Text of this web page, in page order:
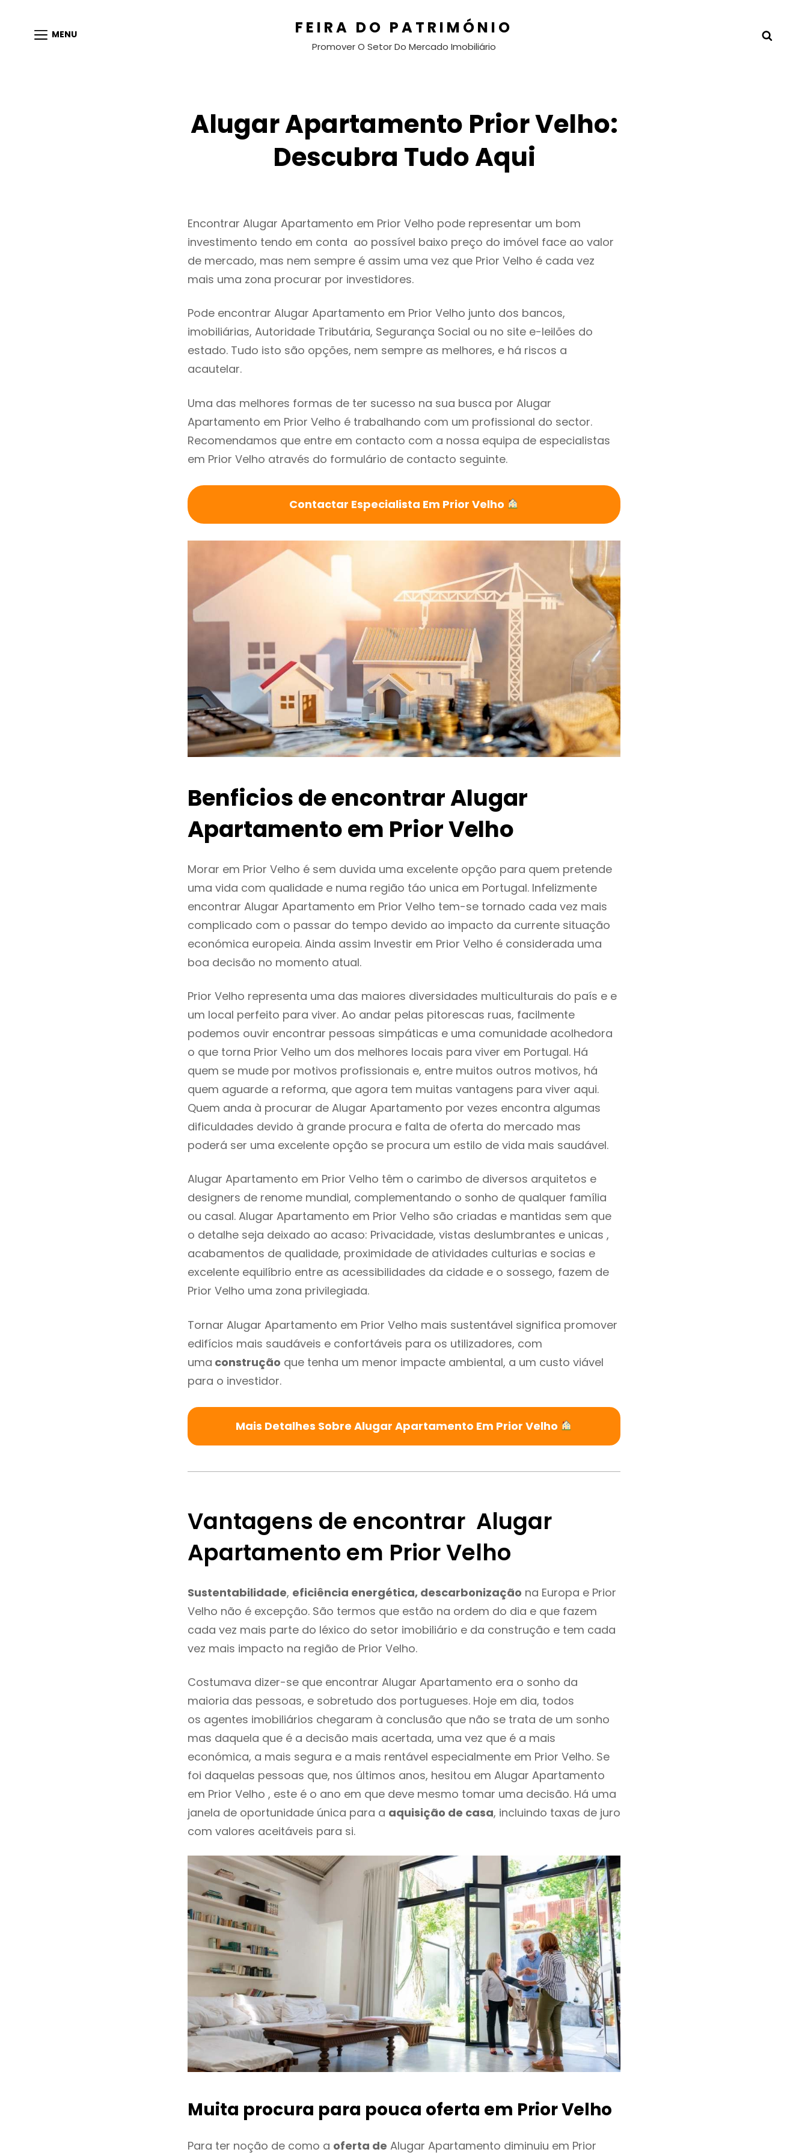
MENU FEIRA DO PATRIMÓNIO
Promover O Setor Do Mercado Imobiliário
Alugar Apartamento Prior Velho:
Descubra Tudo Aqui
Encontrar Alugar Apartamento em Prior Velho pode representar um bom
investimento tendo em conta ao possível baixo preço do imóvel face ao valor
de mercado, mas nem sempre é assim uma vez que Prior Velho é cada vez
mais uma zona procurar por investidores.
Pode encontrar Alugar Apartamento em Prior Velho junto dos bancos,
imobiliárias, Autoridade Tributária, Segurança Social ou no site e-leilões do
estado. Tudo isto são opções, nem sempre as melhores, e há riscos a
acautelar.
Uma das melhores formas de ter sucesso na sua busca por Alugar
Apartamento em Prior Velho é trabalhando com um profissional do sector.
Recomendamos que entre em contacto com a nossa equipa de especialistas
em Prior Velho através do formulário de contacto seguinte.
Contactar Especialista Em Prior Velho
Benficios de encontrar Alugar
Apartamento em Prior Velho
Morar em Prior Velho é sem duvida uma excelente opção para quem pretende
uma vida com qualidade e numa região táo unica em Portugal. Infelizmente
encontrar Alugar Apartamento em Prior Velho tem-se tornado cada vez mais
complicado com o passar do tempo devido ao impacto da currente situação
económica europeia. Ainda assim Investir em Prior Velho é considerada uma
boa decisão no momento atual.
Prior Velho representa uma das maiores diversidades multiculturais do país e e
um local perfeito para viver. Ao andar pelas pitorescas ruas, facilmente
podemos ouvir encontrar pessoas simpáticas e uma comunidade acolhedora
o que torna Prior Velho um dos melhores locais para viver em Portugal. Há
quem se mude por motivos profissionais e, entre muitos outros motivos, há
quem aguarde a reforma, que agora tem muitas vantagens para viver aqui.
Quem anda à procurar de Alugar Apartamento por vezes encontra algumas
dificuldades devido à grande procura e falta de oferta do mercado mas
poderá ser uma excelente opção se procura um estilo de vida mais saudável.
Alugar Apartamento em Prior Velho têm o carimbo de diversos arquitetos e
designers de renome mundial, complementando o sonho de qualquer família
ou casal. Alugar Apartamento em Prior Velho são criadas e mantidas sem que
o detalhe seja deixado ao acaso: Privacidade, vistas deslumbrantes e unicas ,
acabamentos de qualidade, proximidade de atividades culturias e socias e
excelente equilíbrio entre as acessibilidades da cidade e o sossego, fazem de
Prior Velho uma zona privilegiada.
Tornar Alugar Apartamento em Prior Velho mais sustentável significa promover
edifícios mais saudáveis e confortáveis para os utilizadores, com
uma construção que tenha um menor impacte ambiental, a um custo viável
para o investidor.
Mais Detalhes Sobre Alugar Apartamento Em Prior Velho
Vantagens de encontrar Alugar
Apartamento em Prior Velho
Sustentabilidade, eficiência energética, descarbonização na Europa e Prior
Velho não é excepção. São termos que estão na ordem do dia e que fazem
cada vez mais parte do léxico do setor imobiliário e da construção e tem cada
vez mais impacto na região de Prior Velho.
Costumava dizer-se que encontrar Alugar Apartamento era o sonho da
maioria das pessoas, e sobretudo dos portugueses. Hoje em dia, todos
os agentes imobiliários chegaram à conclusão que não se trata de um sonho
mas daquela que é a decisão mais acertada, uma vez que é a mais
económica, a mais segura e a mais rentável especialmente em Prior Velho. Se
foi daquelas pessoas que, nos últimos anos, hesitou em Alugar Apartamento
em Prior Velho , este é o ano em que deve mesmo tomar uma decisão. Há uma
janela de oportunidade única para a aquisição de casa, incluindo taxas de juro
com valores aceitáveis para si.
Muita procura para pouca oferta em Prior Velho
Para ter noção de como a oferta de Alugar Apartamento diminuiu em Prior